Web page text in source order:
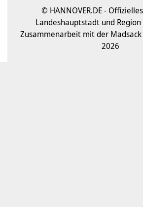
© HANNOVER.DE -
Landeshauptstadt und
Zusammenarbeit mit der
2026